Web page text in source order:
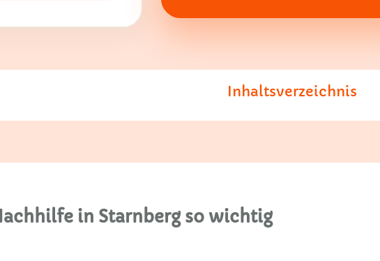
Inhaltsverzeichnis
in Starnberg so wichtig